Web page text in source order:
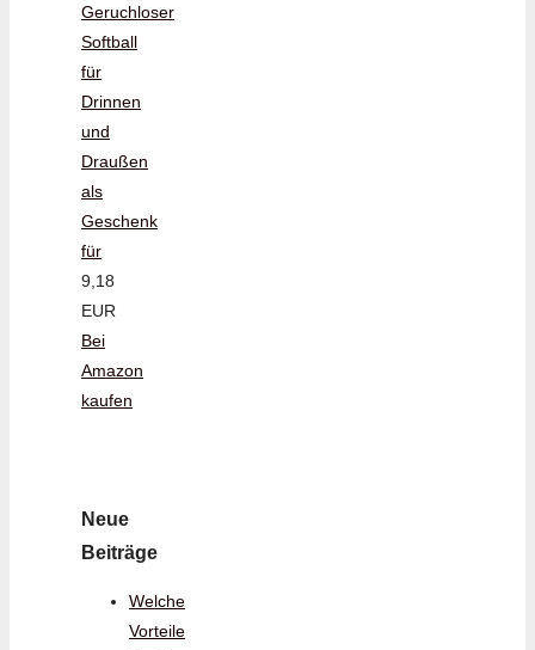
Geruchloser
Softball
für
Drinnen
und
Draußen
als
Geschenk
für
9,18
EUR
Bei
Amazon
kaufen
Neue
Beiträge
Welche
Vorteile